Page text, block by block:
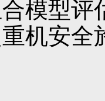
模型评
机安